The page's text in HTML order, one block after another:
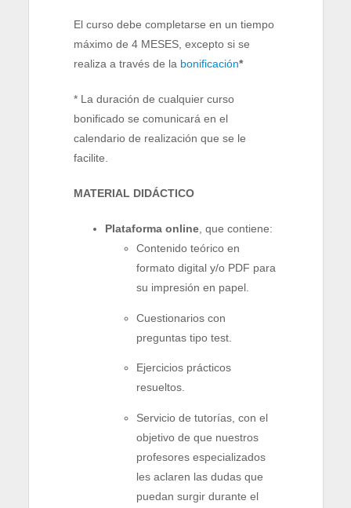
El curso debe completarse en un tiempo
máximo de 4 MESES, excepto si se
realiza a través de la bonificación*
* La duración de cualquier curso
bonificado se comunicará en el
calendario de realización que se le
facilite.
MATERIAL DIDÁCTICO
Plataforma online, que contiene:
Contenido teórico en
formato digital y/o PDF para
su impresión en papel.
Cuestionarios con
preguntas tipo test.
Ejercicios prácticos
resueltos.
Servicio de tutorías, con el
objetivo de que nuestros
profesores especializados
les aclaren las dudas que
puedan surgir durante el